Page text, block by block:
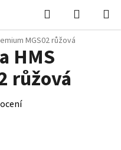
Hledat
KOŠÍK
MGS02 růžová
HMS
růžová